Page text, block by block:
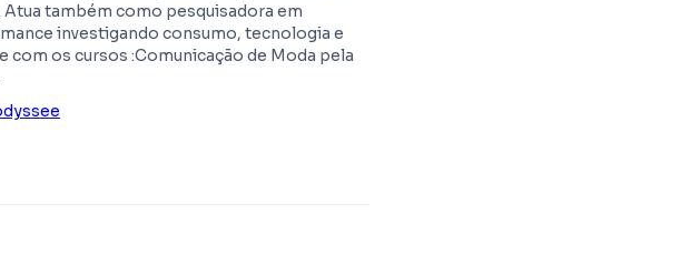
também como pesquisadora em
investigando consumo, tecnologia e
os cursos :Comunicação de Moda pela